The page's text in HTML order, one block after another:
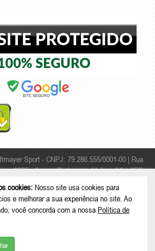
Sport - CNPJ: 79.286.555/0001-00 | Rua
2055 - Campo Da Lança - Mafra - SC | CEP:
cookies: Nosso site usa cookies para
e melhorar a sua experiência no site. Ao
você concorda com a nossa Política de